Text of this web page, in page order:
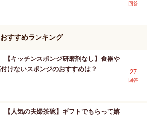
回答
すすめランキング
【キッチンスポンジ研磨剤なし】食器や
けないスポンジのおすすめは？
27
回答
【人気の夫婦茶碗】ギフトでもらって嬉